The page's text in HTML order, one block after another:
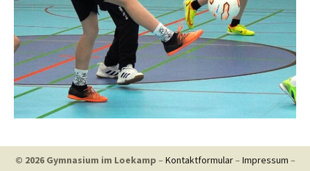
© 2026 Gymnasium im Loekamp – Kontaktformular– Impressum –